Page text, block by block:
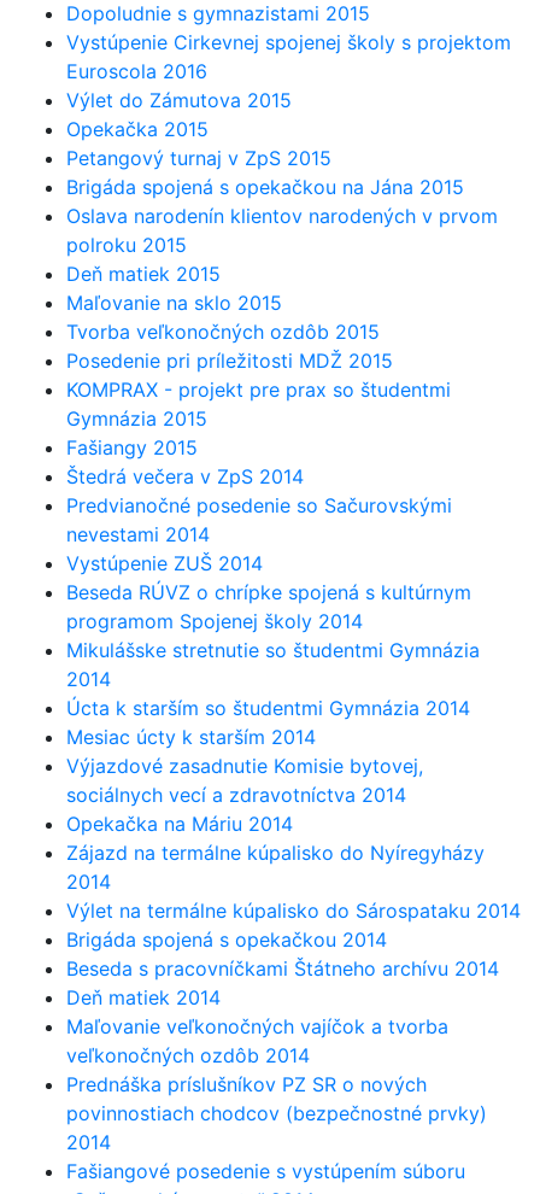
Dopoludnie s gymnazistami 2015
Vystúpenie Cirkevnej spojenej školy s projektom
Euroscola 2016
Výlet do Zámutova 2015
Opekačka 2015
Petangový turnaj v ZpS 2015
Brigáda spojená s opekačkou na Jána 2015
Oslava narodenín klientov narodených v prvom
polroku 2015
Deň matiek 2015
Maľovanie na sklo 2015
Tvorba veľkonočných ozdôb 2015
Posedenie pri príležitosti MDŽ 2015
KOMPRAX - projekt pre prax so študentmi
Gymnázia 2015
Fašiangy 2015
Štedrá večera v ZpS 2014
Predvianočné posedenie so Sačurovskými
nevestami 2014
Vystúpenie ZUŠ 2014
Beseda RÚVZ o chrípke spojená s kultúrnym
programom Spojenej školy 2014
Mikulášske stretnutie so študentmi Gymnázia
2014
Úcta k starším so študentmi Gymnázia 2014
Mesiac úcty k starším 2014
Výjazdové zasadnutie Komisie bytovej,
sociálnych vecí a zdravotníctva 2014
Opekačka na Máriu 2014
Zájazd na termálne kúpalisko do Nyíregyházy
2014
Výlet na termálne kúpalisko do Sárospataku 2014
Brigáda spojená s opekačkou 2014
Beseda s pracovníčkami Štátneho archívu 2014
Deň matiek 2014
Maľovanie veľkonočných vajíčok a tvorba
veľkonočných ozdôb 2014
Prednáška príslušníkov PZ SR o nových
povinnostiach chodcov (bezpečnostné prvky)
2014
Fašiangové posedenie s vystúpením súboru